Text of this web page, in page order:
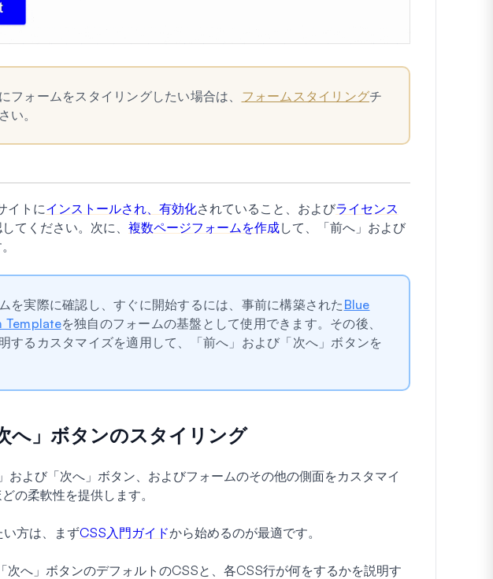
フォームをスタイリングしたい場合は、 フォームスタイリングチ
い。
イトにインストールされ、有効化されていること、およびライセンス
てください。次に、 複数ページフォームを作成して、「前へ」および
を実際に確認し、すぐに開始するには、事前に構築された Blue
Templateを独自のフォームの基盤として使用できます。その後、
するカスタマイズを適用して、「前へ」および「次へ」ボタンを
へ」ボタンのスタイリング
および「次へ」ボタン、およびフォームのその他の側面をカスタマイ
の柔軟性を提供します。
方は、まずCSS入門ガイドから始めるのが最適です。
次へ」ボタンのデフォルトのCSSと、各CSS行が何をするかを説明す